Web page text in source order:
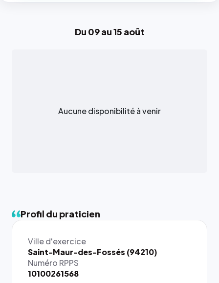
Du 09 au 15 août
Aucune disponibilité à venir
Profil du praticien
Ville d'exercice
Saint-Maur-des-Fossés (94210)
Numéro RPPS
10100261568